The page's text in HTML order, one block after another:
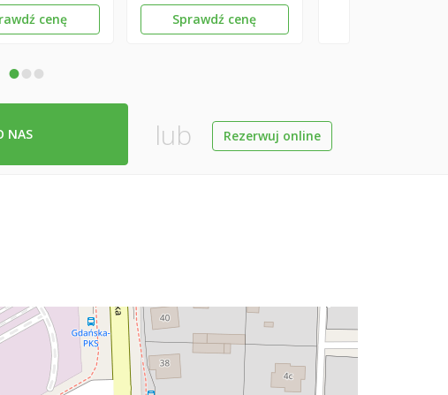
cenę Sprawdź cenę
•••
NAS lub Rezerwuj online